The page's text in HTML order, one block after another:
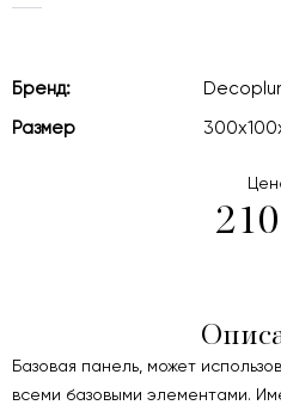
Бренд:
Размер
Базовая панель, может
всеми базовыми элементами.